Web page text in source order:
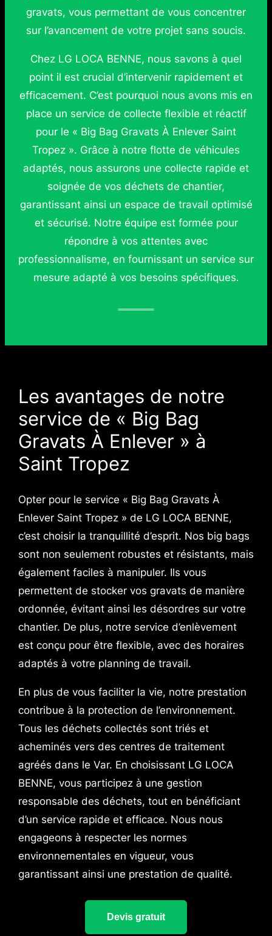
gravats, vous permettant de vous concentrer
sur l’avancement de votre projet sans soucis.
Chez LG LOCA BENNE, nous savons à quel
point il est crucial d’intervenir rapidement et
efficacement. C’est pourquoi nous avons mis en
place un service de collecte flexible et réactif
pour le « Big Bag Gravats À Enlever Saint
Tropez ». Grâce à notre flotte de véhicules
adaptés, nous assurons une collecte rapide et
soignée de vos déchets de chantier,
garantissant ainsi un espace de travail optimisé
et sécurisé. Notre équipe est formée pour
répondre à vos attentes avec
professionnalisme, en fournissant un service sur
mesure adapté à vos besoins spécifiques.
Les avantages de notre
service de « Big Bag
Gravats À Enlever » à
Saint Tropez
Opter pour le service « Big Bag Gravats À
Enlever Saint Tropez » de LG LOCA BENNE,
c’est choisir la tranquillité d’esprit. Nos big bags
sont non seulement robustes et résistants, mais
également faciles à manipuler. Ils vous
permettent de stocker vos gravats de manière
ordonnée, évitant ainsi les désordres sur votre
chantier. De plus, notre service d’enlèvement
est conçu pour être flexible, avec des horaires
adaptés à votre planning de travail.
En plus de vous faciliter la vie, notre prestation
contribue à la protection de l’environnement.
Tous les déchets collectés sont triés et
acheminés vers des centres de traitement
agréés dans le Var. En choisissant LG LOCA
BENNE, vous participez à une gestion
responsable des déchets, tout en bénéficiant
d’un service rapide et efficace. Nous nous
engageons à respecter les normes
environnementales en vigueur, vous
garantissant ainsi une prestation de qualité.
Devis gratuit